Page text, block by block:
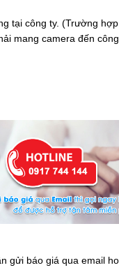
tại công ty. (Trường
mang camera đến
gửi báo giá qua email